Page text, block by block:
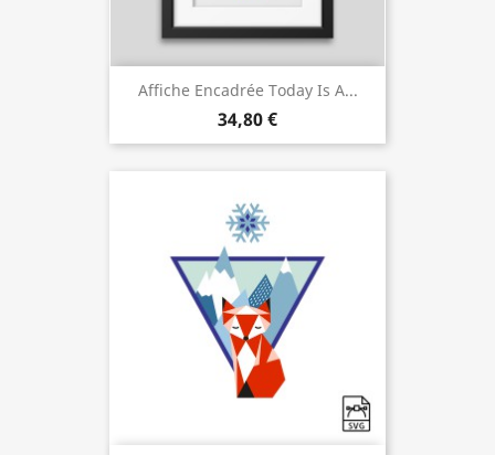
Affiche Encadrée Today Is A...
34,80 €